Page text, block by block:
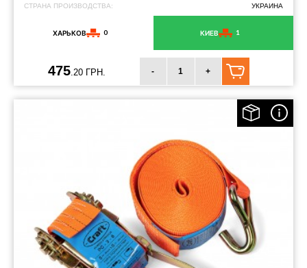
СТРАНА ПРОИЗВОДСТВА: УКРАИНА
ХАРЬКОВ 0 КИЕВ 1
475.20 ГРН. - +